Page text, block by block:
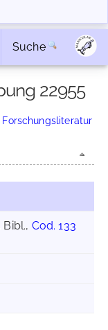
Suche
22955
Forschungsliteratur
Bibl., Cod. 133